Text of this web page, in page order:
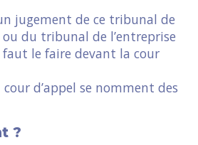
jugement de ce tribunal de
du tribunal de l’entreprise
le faire devant la cour
cour d’appel se nomment des
?